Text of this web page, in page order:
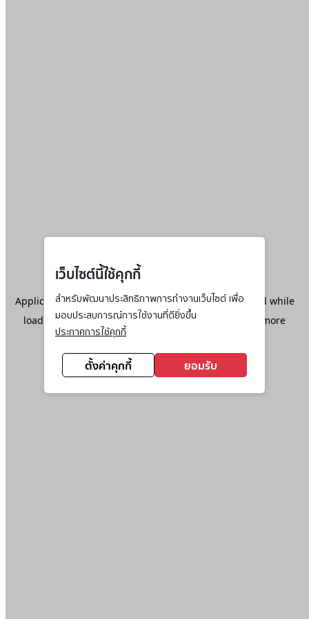
เว็บไซต์นี้ใช้คุกกี้
สำหรับพัฒนาประสิทธิภาพการทำงานเว็บไซต์ เพื่อ
มอบประสบการณ์การใช้งานที่ดียิ่งขึ้น
ประกาศการใช้คุกกี้
ตั้งค่าคุกกี้ ยอมรับ
Application error: aclient-side exception has occurred while
loadingwww.ktc.co.th(see the browser console
for more
information).